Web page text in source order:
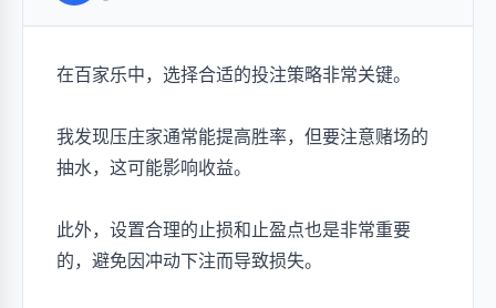
在百家乐中，选择合适的投注策略非常关键。
我发现压庄家通常能提高胜率，但要注意赌场的
抽水，这可能影响收益。
此外，设置合理的止损和止盈点也是非常重要
的，避免因冲动下注而导致损失。